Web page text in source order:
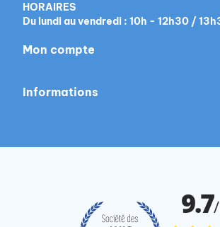
HORAIRES
Du lundi au vendredi : 10h - 12h30 /
Mon compte
Informations